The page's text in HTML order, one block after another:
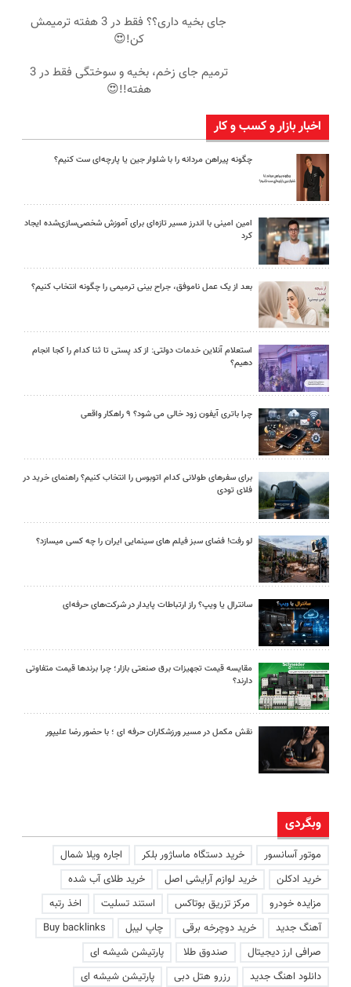
جای بخیه داری؟؟ فقط در 3 هفته ترمیمش
کن!😍
ترمیم جای زخم، بخیه و سوختگی فقط در 3
هفته!!😍
اخبار بازار و کسب و کار
چگونه پیراهن مردانه را با شلوار جین یا پارچه‌ای ست کنیم؟
امین امینی با اندرز مسیر تازه‌ای برای آموزش شخصی‌سازی‌شده ایجاد
کرد
بعد از یک عمل ناموفق، جراح بینی ترمیمی را چگونه انتخاب کنیم؟
استعلام آنلاین خدمات دولتی: از کد پستی تا ثنا کدام را کجا انجام
دهیم؟
چرا باتری آیفون زود خالی می شود؟ ۹ راهکار واقعی
برای سفرهای طولانی کدام اتوبوس را انتخاب کنیم؟ راهنمای خرید در
فلای تودی
لو رفت! فضای سبز فیلم های سینمایی ایران را چه کسی میسازد؟
سانترال یا ویپ؟ راز ارتباطات پایدار در شرکت‌های حرفه‌ای
مقایسه قیمت تجهیزات برق صنعتی بازار؛ چرا برندها قیمت متفاوتی
دارند؟
نقش مکمل در مسیر ورزشکاران حرفه ای ؛ با حضور رضا علیپور
وبگردی
موتور آسانسور خرید دستگاه ماساژور بلکر
اجاره ویلا شمال
خرید ادکلن
خرید لوازم آرایشی اصل
خرید طلای آب شده
مزایده خودرو
مرکز تزریق بوتاکس استند تسلیت
اخذ رتبه
آهنگ جدید
خرید دوچرخه برقی چاپ لیبل
Buy backlinks
صرافی ارز دیجیتال
صندوق طلا
پارتیشن شیشه ای
دانلود اهنگ جدید
رزرو هتل دبی پارتیشن شیشه ای